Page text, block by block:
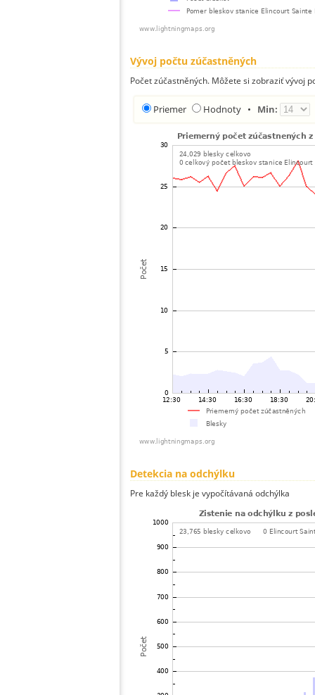
Vývoj počtu zúčastněných
Počet zúčastněných. Môžete si zobraziť vývoj
Priemer Hodnoty • Min:
Detekcia na odchýlku
Pre každý blesk je vypočítávaná odchýlka